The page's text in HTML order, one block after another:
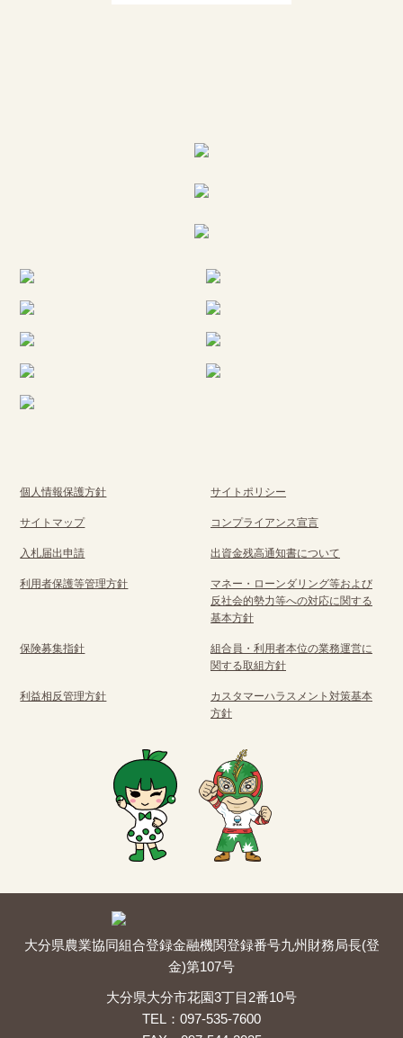
個人情報保護方針 サイトポリシー
サイトマップ コンプライアンス宣言
入札届出申請 出資金残高通知書について
利用者保護等管理方針
マネー・ローンダリング等および
反社会的勢力等への対応に関する
基本方針
保険募集指針
組合員・利用者本位の業務運営に
関する取組方針
利益相反管理方針
カスタマーハラスメント対策基本
方針
大分県農業協同組合登録金融機関登録番号九州財務局長(登
金)第107号
大分県大分市花園3丁目2番10号
TEL：097-535-7600